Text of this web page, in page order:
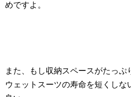
めですよ。
また、もし収納スペースがたっぷ
ウェットスーツの寿命を短くしな